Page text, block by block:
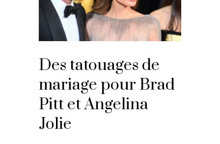
Des tatouages de
mariage pour Brad
Pitt et Angelina
Jolie